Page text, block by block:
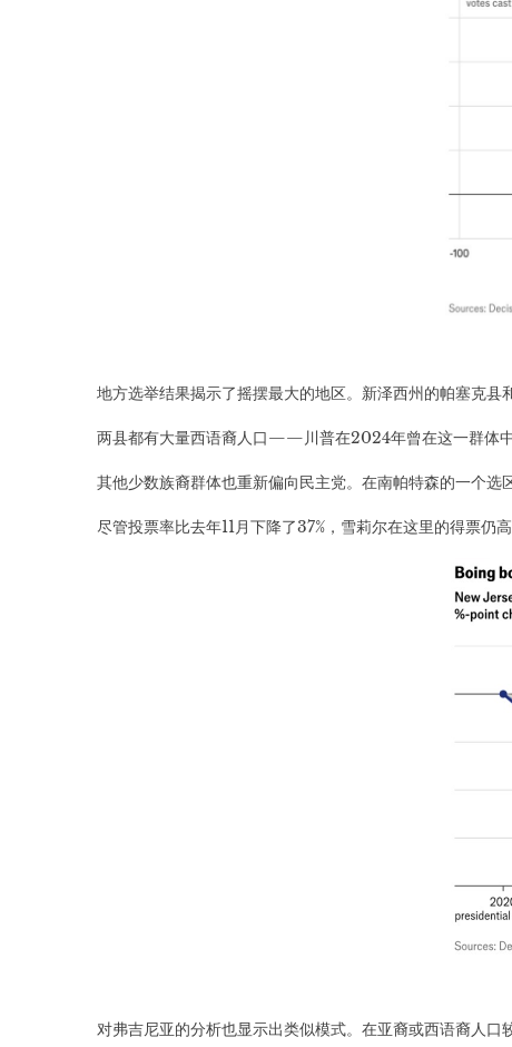
地方选举结果揭示了摇摆最大的地区。新泽西州的帕塞克县
两县都有大量西语裔人口——川普在2024年曾在这一群体中
其他少数族裔群体也重新偏向民主党。在南帕特森的一个
尽管投票率比去年11月下降了37%，雪莉尔在这里的得票仍
对弗吉尼亚的分析也显示出类似模式。在亚裔或西语裔人口